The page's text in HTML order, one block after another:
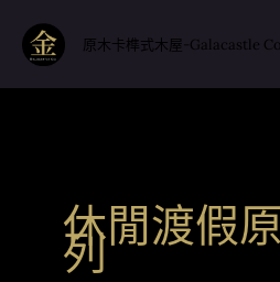
要
原木卡榫式木屋-Galacastle
休閒渡假
列